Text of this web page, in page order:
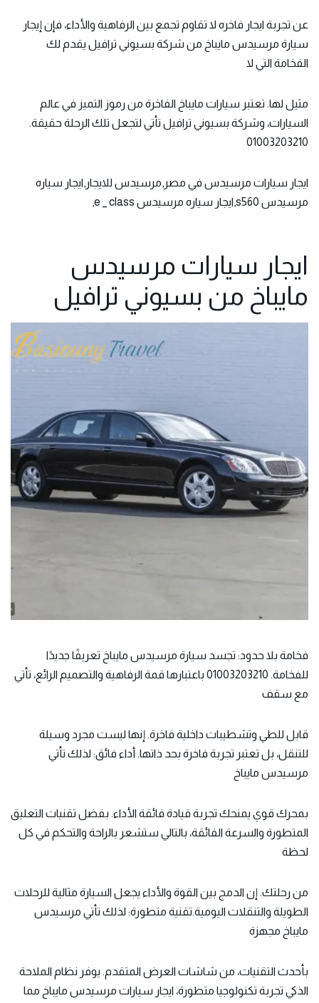
عن تجربة ايجار فاخره لا تقاوم تجمع بين الرفاهية والأداء، فإن إيجار
سيارة مرسيدس مايباخ من شركة بسيوني ترافيل يقدم لك
الفخامة التي لا
مثيل لها. تعتبر سيارات مايباخ الفاخرة من رموز التميز في عالم
السيارات، وشركة بسيوني ترافيل تأتي لتجعل تلك الرحلة حقيقة.
01003203210
ايجار سيارات مرسيدس في مصر,مرسيدس للايجار,ايجار سياره
مرسيدس s560,ايجار سياره مرسيدس e _ class,
ايجار سيارات مرسيدس
مايباخ من بسيوني ترافيل
فخامة بلا حدود: تجسد سيارة مرسيدس مايباخ تعريفًا جديدًا
للفخامة. 01003203210 باعتبارها قمة الرفاهية والتصميم الرائع، تأتي
مع سقف
قابل للطي وتشطيبات داخلية فاخرة. إنها ليست مجرد وسيلة
للتنقل، بل تعتبر تجربة فاخرة بحد ذاتها. أداء فائق: لذلك تأتي
مرسيدس مايباخ
بمحرك قوي يمنحك تجربة قيادة فائقة الأداء. بفضل تقنيات التعليق
المتطورة والسرعة الفائقة، بالتالي ستشعر بالراحة والتحكم في كل
لحظة
من رحلتك. إن الدمج بين القوة والأداء يجعل السيارة مثالية للرحلات
الطويلة والتنقلات اليومية.تقنية متطورة: لذلك تأتي مرسيدس
مايباخ مجهزة
بأحدث التقنيات، من شاشات العرض المتقدم. يوفر نظام الملاحة
الذكي تجربة تكنولوجيا متطورة، ايجار سيارات مرسيدس مايباخ مما